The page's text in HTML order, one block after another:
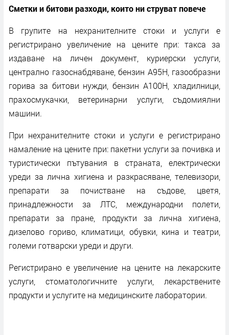
Сметки и битови разходи, които ни струват повече
В групите на нехранителните стоки и услуги е
регистрирано увеличение на цените при: такса за
издаване на личен документ, куриерски услуги,
централно газоснабдяване, бензин А95Н, газообразни
горива за битови нужди, бензин А100Н, хладилници,
прахосмукачки, ветеринарни услуги, съдомиялни
машини.
При нехранителните стоки и услуги е регистрирано
намаление на цените при: пакетни услуги за почивка и
туристически пътувания в страната, електрически
уреди за лична хигиена и разкрасяване, телевизори,
препарати за почистване на съдове, цветя,
принадлежности за ЛТС, международни полети,
препарати за пране, продукти за лична хигиена,
дизелово гориво, климатици, обувки, кина и театри,
големи готварски уреди и други.
Регистрирано е увеличение на цените на лекарските
услуги, стоматологичните услуги, лекарствените
продукти и услугите на медицинските лаборатории.